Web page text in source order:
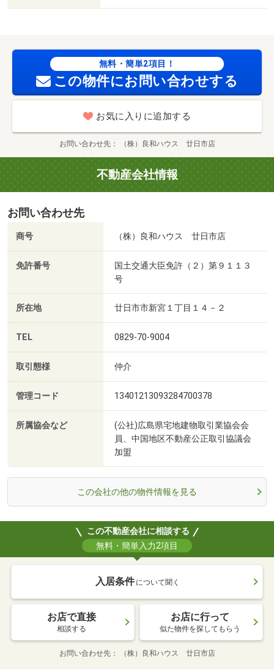
無料・簡単2項目！
この物件にお問い合わせする
お気に入りに追加する
お問い合わせ先 （株）良和ハウス 廿日市店
不動産会社情報
お問い合わせ先
商号 （株）良和ハウス 廿日市店
免許番号
国土交通大臣免許（２）第９１１３
号
所在地 廿日市市新宮１丁目１４－２
TEL 0829-70-9004
取引態様 仲介
管理コード 13401213093284700378
所属協会など
(公社)広島県宅地建物取引業協会会
員、中国地区不動産公正取引協議会
加盟
この会社の他の物件情報を見る
この不動産会社に相談する
無料・簡単入力2項目
入居条件 について聞く
お店で直接
相談する
お店に行って
似た物件を探してもらう
お問い合わせ先 （株）良和ハウス 廿日市店